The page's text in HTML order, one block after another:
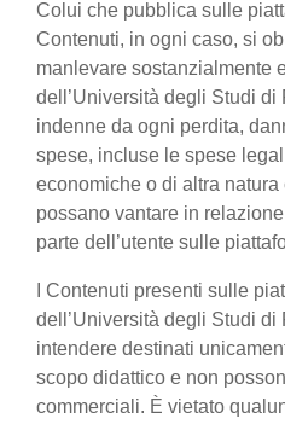
Colui che pubblica sulle
Contenuti, in ogni caso, si
manlevare sostanzialmente
dell’Università degli Studi di
indenne da ogni perdita,
spese, incluse le spese
economiche o di altra natura
possano vantare in
parte dell’utente sulle
I Contenuti presenti sulle
dell’Università degli Studi di
intendere destinati
scopo didattico e non
commerciali. È vietato